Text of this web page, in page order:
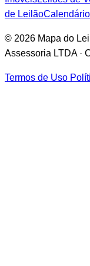
de Leilão
© 2026 Mapa do
Assessoria LTDA ·
Termos de Uso